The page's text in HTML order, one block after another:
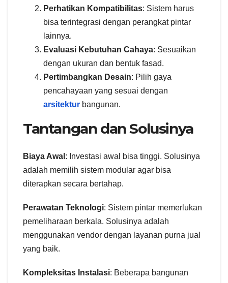
Perhatikan Kompatibilitas: Sistem harus
bisa terintegrasi dengan perangkat pintar
lainnya.
Evaluasi Kebutuhan Cahaya: Sesuaikan
dengan ukuran dan bentuk fasad.
Pertimbangkan Desain: Pilih gaya
pencahayaan yang sesuai dengan
arsitektur bangunan.
Tantangan dan Solusinya
Biaya Awal : Investasi awal bisa tinggi. Solusinya
adalah memilih sistem modular agar bisa
diterapkan secara bertahap.
Perawatan Teknologi: Sistem pintar memerlukan
pemeliharaan berkala. Solusinya adalah
menggunakan vendor dengan layanan purna jual
yang baik.
Kompleksitas Instalasi: Beberapa bangunan